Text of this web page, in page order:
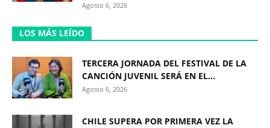
Agosto 6, 2026
LOS MÁS LEÍDO
TERCERA JORNADA DEL FESTIVAL DE LA
CANCIÓN JUVENIL SERÁ EN EL...
Agosto 6, 2026
CHILE SUPERA POR PRIMERA VEZ LA